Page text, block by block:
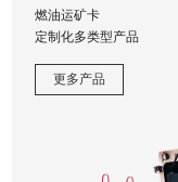
燃油运矿卡
定制化多类型产品
更多产品